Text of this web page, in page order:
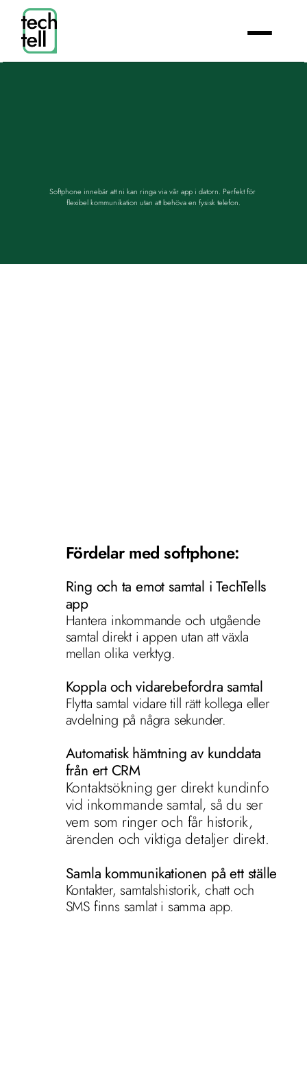
app i datorn.
Softphone innebär att ni kan ringa via vår app i datorn. Perfekt för
flexibel kommunikation utan att behöva en fysisk telefon.
Fördelar med softphone:
Ring och ta emot samtal i TechTells
app
Hantera inkommande och utgående
samtal direkt i appen utan att växla
mellan olika verktyg.
Koppla och vidarebefordra samtal
Flytta samtal vidare till rätt kollega eller
avdelning på några sekunder.
Automatisk hämtning av kunddata
från ert CRM
Kontaktsökning ger direkt kundinfo
vid inkommande samtal, så du ser
vem som ringer och får historik,
ärenden och viktiga detaljer direkt.
Samla kommunikationen på ett ställe
Kontakter, samtalshistorik, chatt och
SMS finns samlat i samma app.